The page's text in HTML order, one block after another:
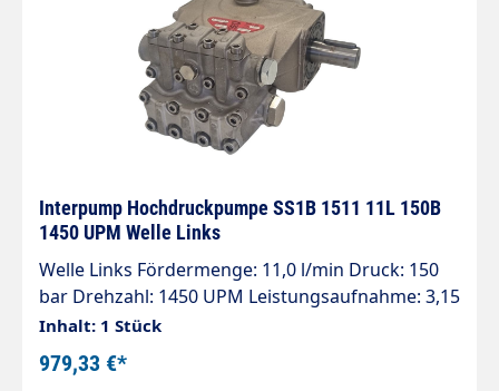
Interpump Hochdruckpumpe SS1B 1511 11L 150B
1450 UPM Welle Links
Welle Links Fördermenge: 11,0 l/min Druck: 150
bar Drehzahl: 1450 UPM Leistungsaufnahme: 3,15
kW Gewicht: 6 kg Edelstahl Pumpenkopf
Inhalt: 1 Stück
979,33 €*